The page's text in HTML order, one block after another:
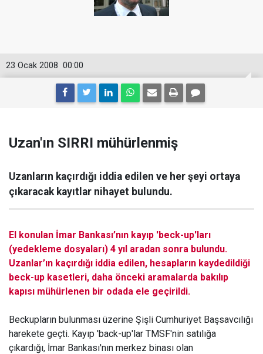
00:00
23 Ocak 2008
Uzan'ın SIRRI mühürlenmiş
Uzanların kaçırdığı iddia edilen ve her şeyi ortaya
çıkaracak kayıtlar nihayet bulundu.
El konulan İmar Bankası’nın kayıp 'beck-up'ları
(yedekleme dosyaları) 4 yıl aradan sonra bulundu.
Uzanlar’ın kaçırdığı iddia edilen, hesapların kaydedildiği
beck-up kasetleri, daha önceki aramalarda bakılıp
kapısı mühürlenen bir odada ele geçirildi.
Beckupların bulunması üzerine Şişli Cumhuriyet Başsavcılığı
harekete geçti. Kayıp 'back-up'lar TMSF'nin satılığa
çıkardığı, İmar Bankası'nın merkez binası olan